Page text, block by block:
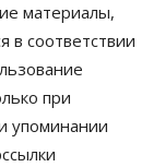
материалы,
в соответствии
при
упоминании